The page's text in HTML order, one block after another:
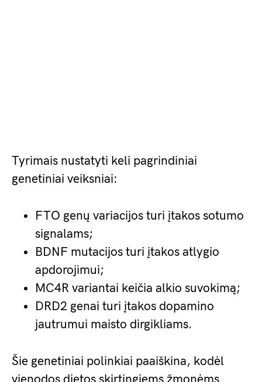
Tyrimais nustatyti keli pagrindiniai
genetiniai veiksniai:
FTO genų variacijos turi įtakos sotumo
signalams;
BDNF mutacijos turi įtakos atlygio
apdorojimui;
MC4R variantai keičia alkio suvokimą;
DRD2 genai turi įtakos dopamino
jautrumui maisto dirgikliams.
Šie genetiniai polinkiai paaiškina, kodėl